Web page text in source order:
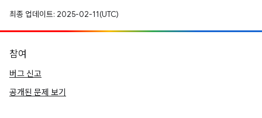
최종 업데이트: 2025-02-11(UTC)
참여
버그 신고
공개된 문제 보기